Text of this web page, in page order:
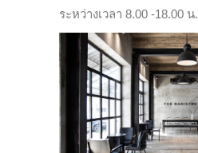
ระหว่างเวลา 8.00 -18.00 น.